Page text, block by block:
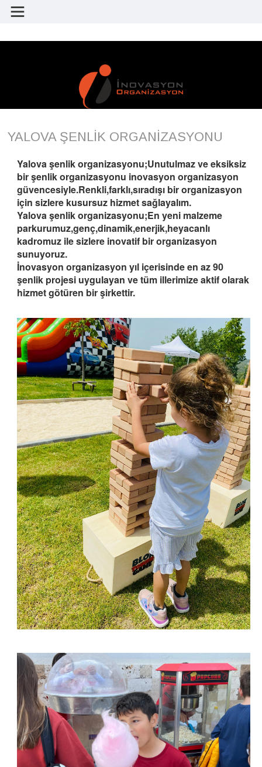
YALOVA ŞENLİK ORGANİZASYONU
Yalova şenlik organizasyonu;Unutulmaz ve eksiksiz
bir şenlik organizasyonu inovasyon organizasyon
güvencesiyle.Renkli,farklı,sıradışı bir organizasyon
için sizlere kusursuz hizmet sağlayalım.
Yalova şenlik organizasyonu;En yeni malzeme
parkurumuz,genç,dinamik,enerjik,heyacanlı
kadromuz ile sizlere inovatif bir organizasyon
sunuyoruz.
İnovasyon organizasyon yıl içerisinde en az 90
şenlik projesi uygulayan ve tüm illerimize aktif olarak
hizmet götüren bir şirkettir.